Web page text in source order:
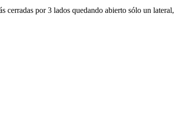
cerradas por 3 lados quedando abierto sólo un lateral,